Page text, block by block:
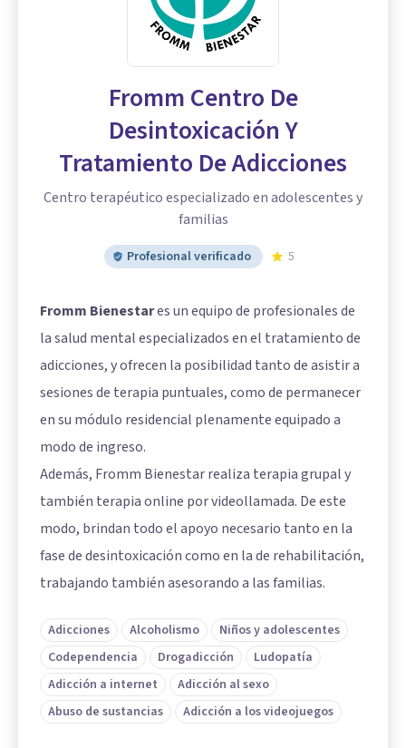
Fromm Centro De
Desintoxicación Y
Tratamiento De Adicciones
Centro terapéutico especializado en adolescentes y
familias
Profesional verificado 5
Fromm Bienestares un equipo de profesionales de
la salud mental especializados en el tratamiento de
adicciones, y ofrecen la posibilidad tanto de asistir a
sesiones de terapia puntuales, como de permanecer
en su módulo residencial plenamente equipado a
modo de ingreso.
Además, Fromm Bienestar realiza terapia grupal y
también terapia online por videollamada. De este
modo, brindan todo el apoyo necesario tanto en la
fase de desintoxicación como en la de rehabilitación,
trabajando también asesorando a las familias.
Adicciones Alcoholismo
Niños y adolescentes
Codependencia
Drogadicción
Ludopatía
Adicción a internet
Adicción al sexo
Abuso de sustancias
Adicción a los videojuegos